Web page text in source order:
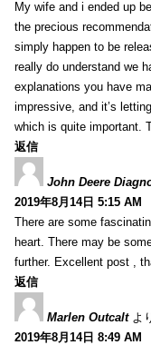
My wife and i ended up
the precious
simply happen to be
really do understand we
explanations you have
impressive, and it’s
which is quite important.
返信
John Deere
2019年8月14日 5:15 AM
There are some
heart. There may be
further. Excellent post ,
返信
Marlen Outcalt よ
2019年8月14日 8:49 AM